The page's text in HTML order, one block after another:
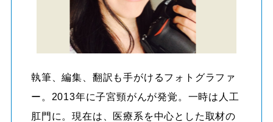
執筆、編集、翻訳も手がけるフォトグラファ
ー。2013年に子宮頸がんが発覚。一時は人工
肛門に。現在は、医療系を中心とした取材の